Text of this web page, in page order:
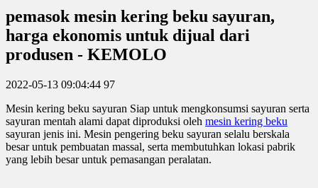
pemasok mesin kering beku sayuran,
harga ekonomis untuk dijual dari
produsen - KEMOLO
2022-05-13 09:04:44 97
Mesin kering beku sayuran Siap untuk mengkonsumsi sayuran serta
sayuran mentah alami dapat diproduksi oleh mesin kering beku
sayuran jenis ini. Mesin pengering beku sayuran selalu berskala
besar untuk pembuatan massal, serta membutuhkan lokasi pabrik
yang lebih besar untuk pemasangan peralatan.